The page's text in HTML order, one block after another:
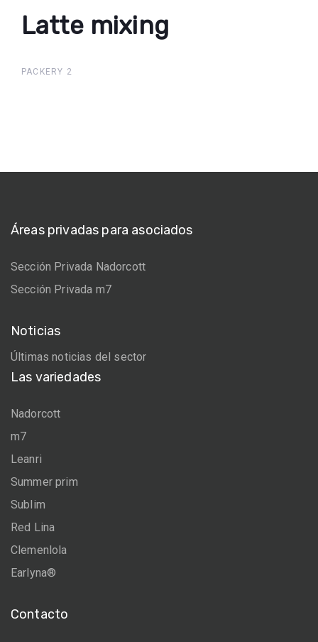
Latte mixing
Latte
mixing
PACKERY 2
Áreas privadas para asociados
Sección Privada Nadorcott
Sección Privada m7
Noticias
Últimas noticias del sector
Las variedades
Nadorcott
m7
Leanri
Summer prim
Sublim
Red Lina
Clemenlola
Earlyna®
Contacto